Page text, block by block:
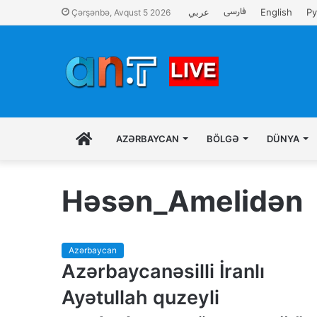
Çərşənbə, Avqust 5 2026 عربي فارسی English
İLK AZƏRBAYCAN BÖLGƏ DÜNYA
Həsən_Amelidən
Azərbaycan
Azərbaycanəsilli İranlı
Ayətullah quzeyli